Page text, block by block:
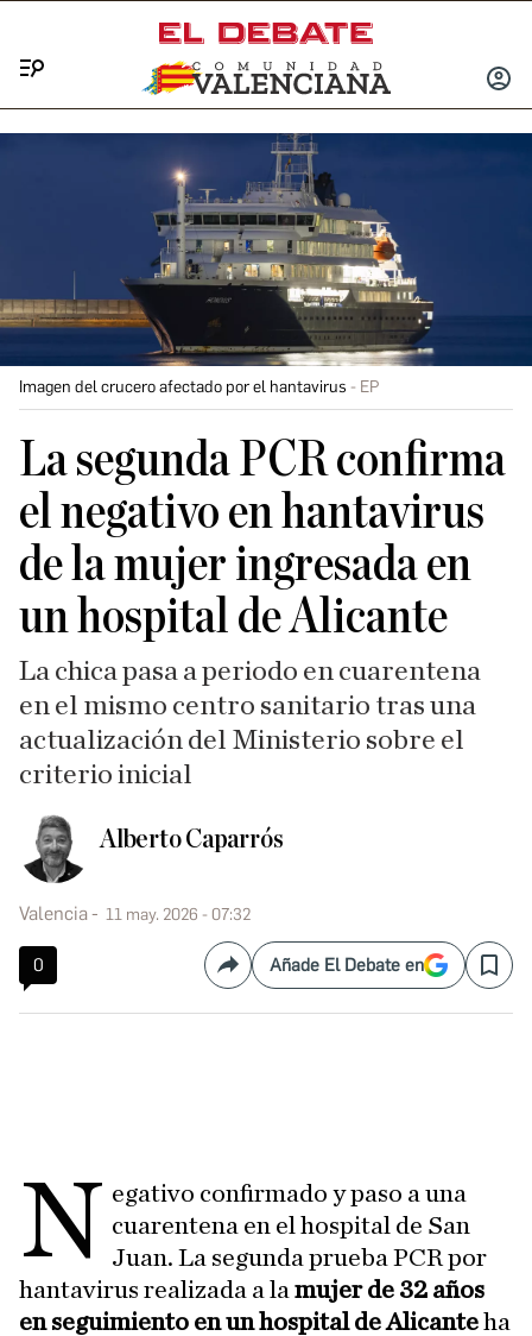
INICIAR
Imagen del crucero afectado por el hantavirus EP
La segunda PCR confirma
el negativo en hantavirus
de la mujer ingresada en
un hospital de Alicante
La chica pasa a periodo en cuarentena
en el mismo centro sanitario tras una
actualización del Ministerio sobre el
criterio inicial
Alberto Caparrós
Valencia 11 may. 2026 - 07:32
0 CompartirAñade El Debate en Save
N egativo confirmado y paso a una
cuarentena en el hospital de San
Juan. La segunda prueba PCR por
hantavirus realizada a la mujer de 32 años
en seguimiento en un hospital de Alicanteha